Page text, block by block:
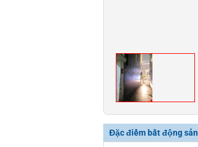
Đặc điểm bất động sản